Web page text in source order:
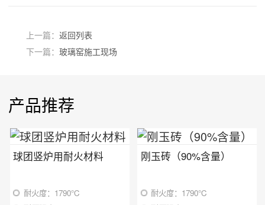
上一篇： 返回列表
下一篇： 玻璃窑施工现场
产品推荐
球团竖炉用耐火材料
耐火度：1790℃
刚玉砖（90%含量）
耐火度：1790℃